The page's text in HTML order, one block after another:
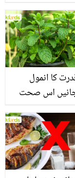
اینٹی آکسیڈنٹس
اس سبزی کے
کا انمول
اس صحت
فوائد